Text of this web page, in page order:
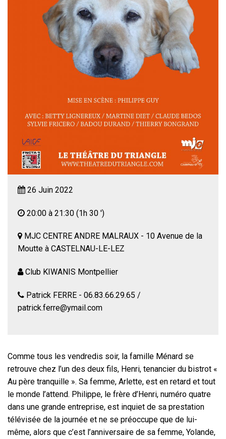
26 Juin 2022
20:00 à 21:30 (1h 30 ')
MJC CENTRE ANDRE MALRAUX - 10 Avenue de la
Moutte à CASTELNAU-LE-LEZ
Club KIWANIS Montpellier
Patrick FERRE - 06.83.66.29.65 /
patrick.ferre@ymail.com
Comme tous les vendredis soir, la famille Ménard se
retrouve chez l’un des deux fils, Henri, tenancier du bistrot «
Au père tranquille ». Sa femme, Arlette, est en retard et tout
le monde l’attend. Philippe, le frère d’Henri, numéro quatre
dans une grande entreprise, est inquiet de sa prestation
télévisée de la journée et ne se préoccupe que de lui-
même, alors que c’est l’anniversaire de sa femme, Yolande,